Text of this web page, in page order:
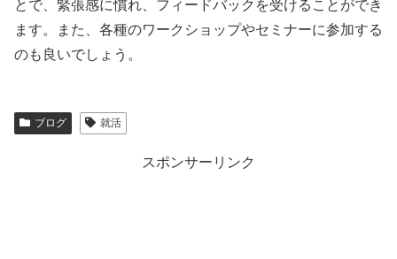
とで、緊張感に慣れ、フィードバックを受けることができ
ます。また、各種のワークショップやセミナーに参加する
のも良いでしょう。
ブログ 就活
スポンサーリンク